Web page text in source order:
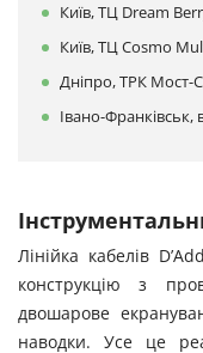
Київ, ТЦ Dream
Київ, ТЦ Cosmo
Дніпро, ТРК Мост-
Івано-Франківськ,
Лінійка кабелів
конструкцію з
двошарове
наводки. Усе це